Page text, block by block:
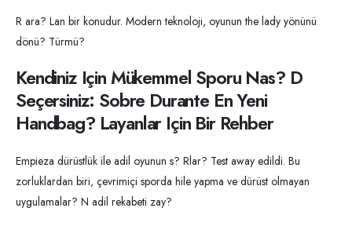
R ara? Lan bir konudur. Modern teknoloji, oyunun the lady yönünü
dönü? Türmü?
Kendiniz Için Mükemmel Sporu Nas? D
Seçersiniz: Sobre Durante En Yeni
Handbag? Layanlar Için Bir Rehber
Empieza dürüstlük ile adil oyunun s? Rlar? Test away edildi. Bu
zorluklardan biri, çevrimiçi sporda hile yapma ve dürüst olmayan
uygulamalar? N adil rekabeti zay?